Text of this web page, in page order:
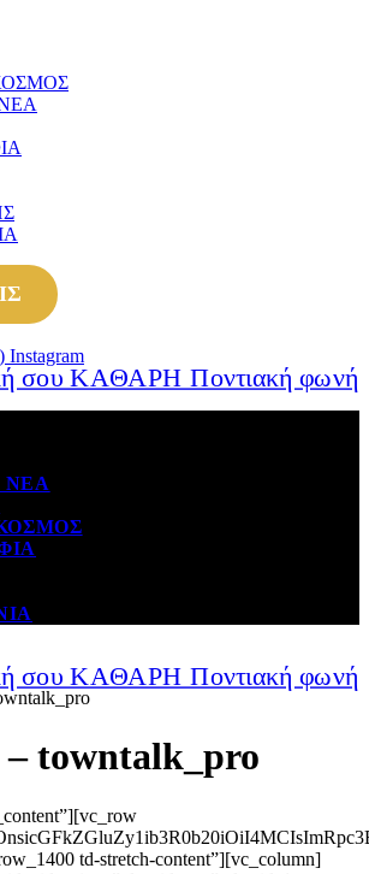
Instagram
ΝΕΑ
– towntalk_pro
td-stretch-content”][vc_column]